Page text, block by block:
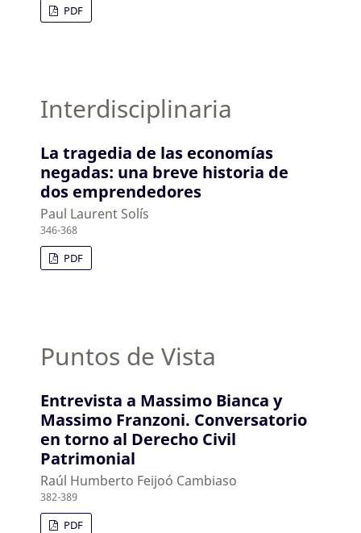
PDF
Interdisciplinaria
La tragedia de las economías
negadas: una breve historia de
dos emprendedores
Paul Laurent Solís
346-368
PDF
Puntos de Vista
Entrevista a Massimo Bianca y
Massimo Franzoni. Conversatorio
en torno al Derecho Civil
Patrimonial
Raúl Humberto Feijoó Cambiaso
382-389
PDF